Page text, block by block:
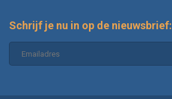
Schrijf je nu in op de nieuwsbrief: